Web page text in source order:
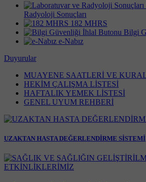
Radyoloji Sonuçları
182 MHRS
Bilgi
e-Nabız
Duyurular
MUAYENE SAATLERİ VE
HEKİM ÇALIŞMA LİSTESİ
HAFTALIK YEMEK LİSTESİ
GENEL UYUM REHBERİ
UZAKTAN HASTA DEĞERLENDİRME SİSTEMİ